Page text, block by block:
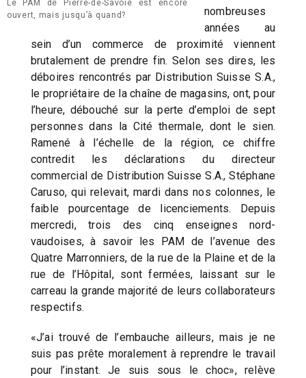
Le PAM de Pierre-de-Savoie est encore
ouvert, mais jusqu’à quand?
nombreuses
années au
sein d’un commerce de proximité viennent
brutalement de prendre fin. Selon ses dires, les
déboires rencontrés par Distribution Suisse S.A.,
le propriétaire de la chaîne de magasins, ont, pour
l’heure, débouché sur la perte d’emploi de sept
personnes dans la Cité thermale, dont le sien.
Ramené à l’échelle de la région, ce chiffre
contredit les déclarations du directeur
commercial de Distribution Suisse S.A., Stéphane
Caruso, qui relevait, mardi dans nos colonnes, le
faible pourcentage de licenciements. Depuis
mercredi, trois des cinq enseignes nord-
vaudoises, à savoir les PAM de l’avenue des
Quatre Marronniers, de la rue de la Plaine et de la
rue de l’Hôpital, sont fermées, laissant sur le
carreau la grande majorité de leurs collaborateurs
respectifs.
«J’ai trouvé de l’embauche ailleurs, mais je ne
suis pas prête moralement à reprendre le travail
pour l’instant. Je suis sous le choc», relève